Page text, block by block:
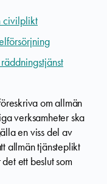
civilplikt
om allmän
verksamheter ska
en viss del av
allmän tjänsteplikt
ett beslut som